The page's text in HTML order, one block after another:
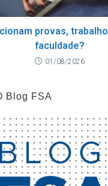
provas,
faculdade?
01/08/2026
Blog FSA